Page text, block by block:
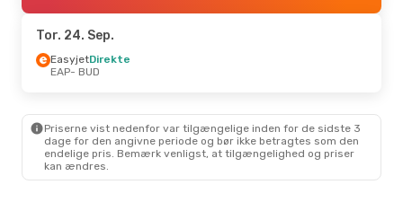
BUD- EAP
Tor. 24. Sep.
EasyjetDirekte
EAP- BUD
Priserne vist nedenfor var tilgængelige inden for de sidste 3
dage for den angivne periode og bør ikke betragtes som den
endelige pris. Bemærk venligst, at tilgængelighed og priser
kan ændres.